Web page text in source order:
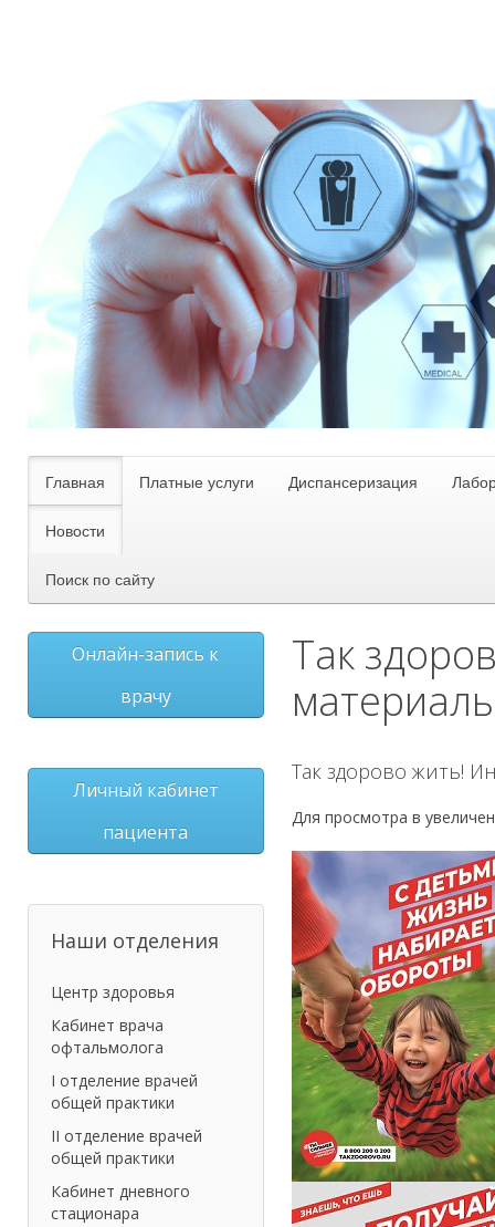
Главная Платные услуги Диспансеризация
Новости
Поиск по сайту
Так
Так здорово жить!
Для просмотра в
Онлайн-запись к
врачу
Личный кабинет
пациента
Наши отделения
Центр здоровья
Кабинет врача
офтальмолога
I отделение врачей
общей практики
II отделение врачей
общей практики
Кабинет дневного
стационара